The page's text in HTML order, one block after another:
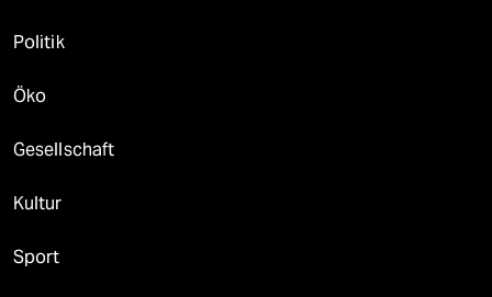
Politik
Öko
Gesellschaft
Kultur
Sport